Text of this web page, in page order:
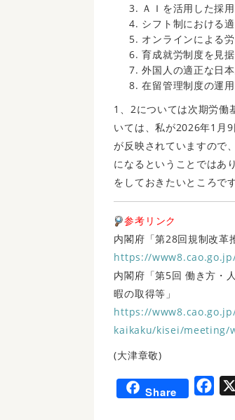
ＡＩを活用した採
シフト制における
オンラインによる
育成就労制度を見
外国人の適正な日
在留管理制度の運
1、2については次期労働
いては、私が2026年1月
が反映されていますので
になるということではあ
をしておきたいところです
参考リンク
内閣府「第28回規制改革
https://
内閣府「第5回 働き方・
暇の取得等」
https://
kaikaku/kisei/meeting/
(大津章敬)
Share